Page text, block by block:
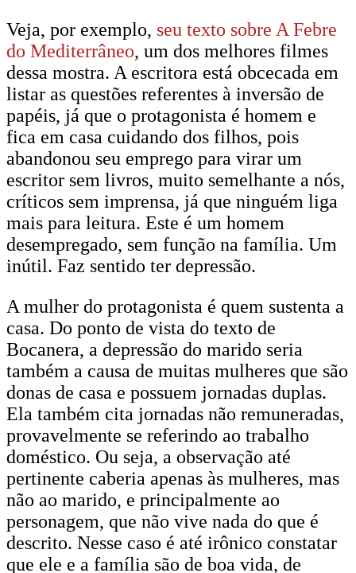
Veja, por exemplo, seu texto sobre A Febre
do Mediterrâneo, um dos melhores filmes
dessa mostra. A escritora está obcecada em
listar as questões referentes à inversão de
papéis, já que o protagonista é homem e
fica em casa cuidando dos filhos, pois
abandonou seu emprego para virar um
escritor sem livros, muito semelhante a nós,
críticos sem imprensa, já que ninguém liga
mais para leitura. Este é um homem
desempregado, sem função na família. Um
inútil. Faz sentido ter depressão.
A mulher do protagonista é quem sustenta a
casa. Do ponto de vista do texto de
Bocanera, a depressão do marido seria
também a causa de muitas mulheres que são
donas de casa e possuem jornadas duplas.
Ela também cita jornadas não remuneradas,
provavelmente se referindo ao trabalho
doméstico. Ou seja, a observação até
pertinente caberia apenas às mulheres, mas
não ao marido, e principalmente ao
personagem, que não vive nada do que é
descrito. Nesse caso é até irônico constatar
que ele e a família são de boa vida, de